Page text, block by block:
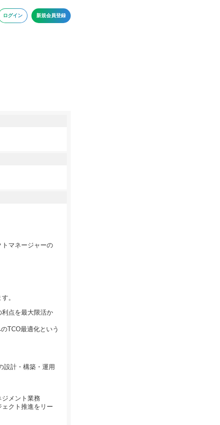
ログイン 新規会員登録
マネージャーの
。
点を最大限活か
TCO最適化という
設計・構築・運用
ジメント業務
クト推進をリー